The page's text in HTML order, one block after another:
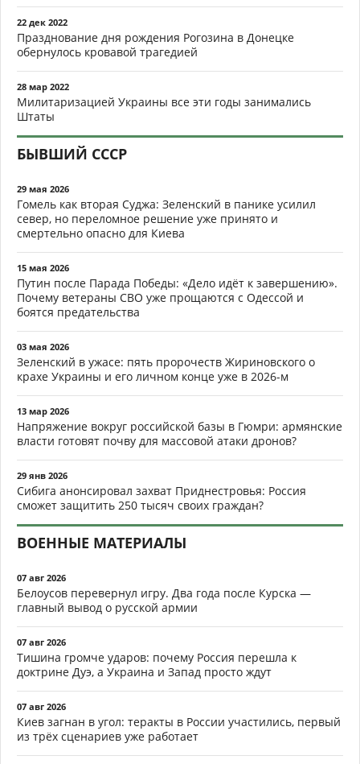
22 дек 2022
Празднование дня рождения Рогозина в Донецке
обернулось кровавой трагедией
28 мар 2022
Милитаризацией Украины все эти годы занимались
Штаты
БЫВШИЙ СССР
29 мая 2026
Гомель как вторая Суджа: Зеленский в панике усилил
север, но переломное решение уже принято и
смертельно опасно для Киева
15 мая 2026
Путин после Парада Победы: «Дело идёт к завершению».
Почему ветераны СВО уже прощаются с Одессой и
боятся предательства
03 мая 2026
Зеленский в ужасе: пять пророчеств Жириновского о
крахе Украины и его личном конце уже в 2026-м
13 мар 2026
Напряжение вокруг российской базы в Гюмри: армянские
власти готовят почву для массовой атаки дронов?
29 янв 2026
Сибига анонсировал захват Приднестровья: Россия
сможет защитить 250 тысяч своих граждан?
ВОЕННЫЕ МАТЕРИАЛЫ
07 авг 2026
Белоусов перевернул игру. Два года после Курска —
главный вывод о русской армии
07 авг 2026
Тишина громче ударов: почему Россия перешла к
доктрине Дуэ, а Украина и Запад просто ждут
07 авг 2026
Киев загнан в угол: теракты в России участились, первый
из трёх сценариев уже работает